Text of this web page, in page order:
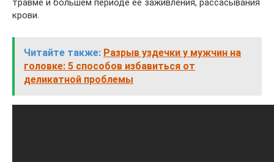
травме и большем периоде ее заживления, рассасывания
крови.
Читайте также: Разрыв уздечки у мужчин на
головке: 5 способов избавиться от
деликатной проблемы